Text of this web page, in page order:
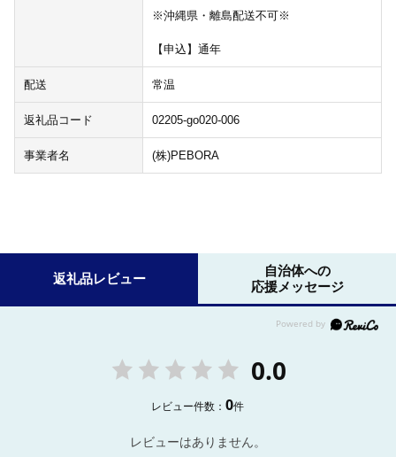
※沖縄県・離島配送不可※
【申込】通年
配送 常温
返礼品コード 02205-go020-006
事業者名 (株)PEBORA
返礼品レビュー
自治体への
応援メッセージ
0.0
レビュー件数：0件
レビューはありません。